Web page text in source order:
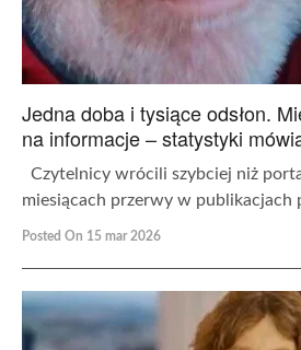
Jedna doba i tysiące odsłon.
na informacje – statystyki
Czytelnicy wrócili szybciej niż
miesiącach przerwy w publikacjach
Posted On 15 mar 2026